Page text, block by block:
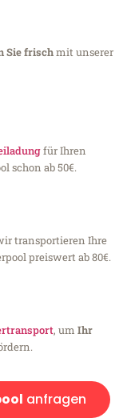
Sie frischmit unserer
für Ihren
schon ab 50€.
transportieren Ihre
preiswert ab 80€.
, um Ihr
anfragen